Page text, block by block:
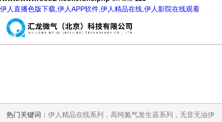
伊人直播色版下载,伊人APP软件,伊人精品在线,伊人影院在线观看
热门关键词：伊人精品在线系列，高纯氮气发生器系列，无音无油伊